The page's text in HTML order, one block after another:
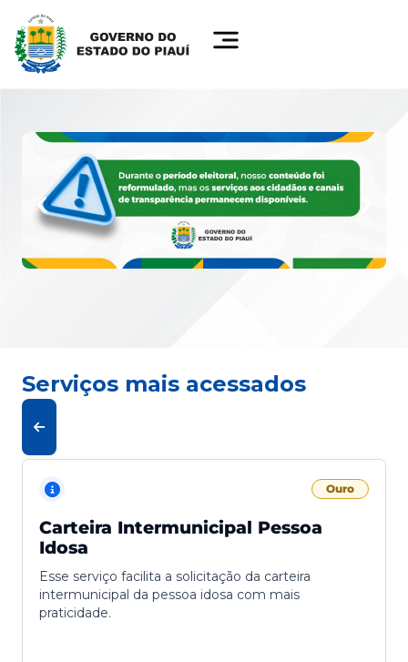
Serviços mais acessados
Ouro
Carteira Intermunicipal Pessoa
Idosa
Esse serviço facilita a solicitação da carteira
intermunicipal da pessoa idosa com mais
praticidade.